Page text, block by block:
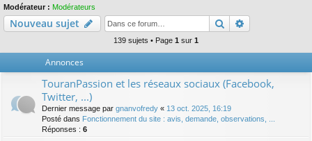
de
h
Modérateur : Modérateurs
Nouveau sujet Rechercher
139 sujets • Page 1 sur 1
Annonces
TouranPassion et les réseaux sociaux (Facebook,
Twitter, ...)
Dernier message par gnanvofredy « 13 oct. 2025, 16:19
Posté dans Fonctionnement du site : avis, demande, observations, ...
Réponses : 6